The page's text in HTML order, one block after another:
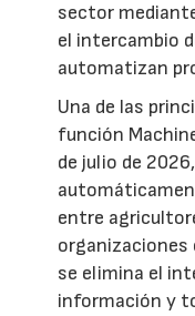
sector
el intercambio
automatizan
Una de las
función
de julio de
entre
se elimina el
información y